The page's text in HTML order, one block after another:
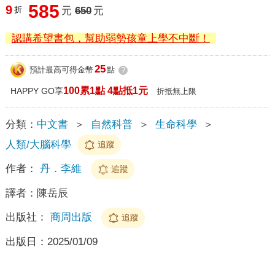
9 折 585 元 650 元
認購希望書包，幫助弱勢孩童上學不中斷！
預計最高可得金幣 25點 ?
HAPPY GO享100累1點 4點抵1元 折抵無上限
分類： 中文書 ＞ 自然科普 ＞ 生命科學
＞
人類/大腦科學
追蹤
作者： 丹．李維 追蹤
譯者： 陳岳辰
出版社： 商周出版 追蹤
出版日： 2025/01/09